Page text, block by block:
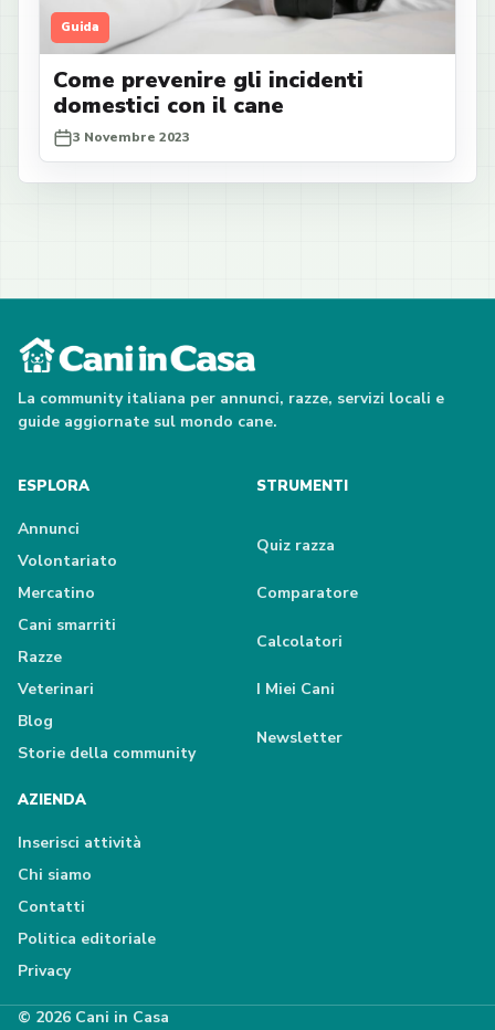
Guida
Come prevenire gli incidenti
domestici con il cane
3 Novembre 2023
La community italiana per annunci, razze, servizi locali e
guide aggiornate sul mondo cane.
ESPLORA
Annunci
Volontariato
Mercatino
Cani smarriti
Razze
Veterinari
Blog
Storie della community
STRUMENTI
Quiz razza
Comparatore
Calcolatori
I Miei Cani
Newsletter
AZIENDA
Inserisci attività
Chi siamo
Contatti
Politica editoriale
Privacy
© 2026 Cani in Casa